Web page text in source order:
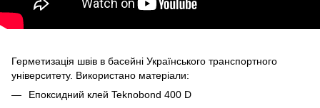
Герметизація швів в басейні Українського транспортного
університету. Використано матеріали:
Епоксидний клей Teknobond 400 D